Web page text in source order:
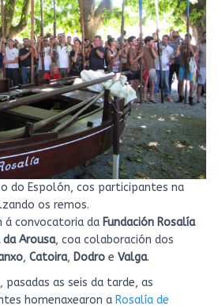
do Espolón, cos participantes na
os remos.
á convocatoria da Fundación Rosalía
da Arousa, coa colaboración dos
, Catoira, Dodro e Valga.
pasadas as seis da tarde, as
homenaxearon a Rosalía de